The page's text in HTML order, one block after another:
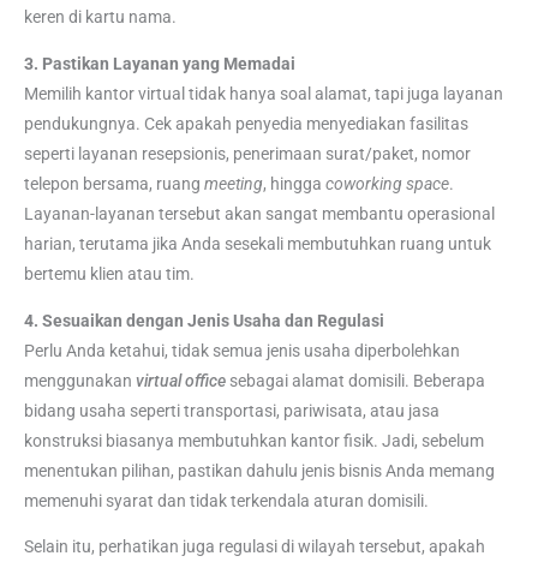
keren di kartu nama.
3. Pastikan Layanan yang Memadai
Memilih kantor virtual tidak hanya soal alamat, tapi juga layanan
pendukungnya. Cek apakah penyedia menyediakan fasilitas
seperti layanan resepsionis, penerimaan surat/paket, nomor
telepon bersama, ruang meeting, hingga coworking space.
Layanan-layanan tersebut akan sangat membantu operasional
harian, terutama jika Anda sesekali membutuhkan ruang untuk
bertemu klien atau tim.
4. Sesuaikan dengan Jenis Usaha dan Regulasi
Perlu Anda ketahui, tidak semua jenis usaha diperbolehkan
menggunakan virtual office sebagai alamat domisili. Beberapa
bidang usaha seperti transportasi, pariwisata, atau jasa
konstruksi biasanya membutuhkan kantor fisik. Jadi, sebelum
menentukan pilihan, pastikan dahulu jenis bisnis Anda memang
memenuhi syarat dan tidak terkendala aturan domisili.
Selain itu, perhatikan juga regulasi di wilayah tersebut, apakah